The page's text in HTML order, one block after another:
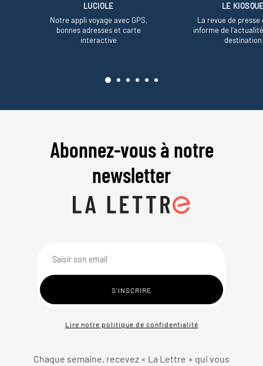
LUCIOLE
Notre appli voyage avec GPS,
bonnes adresses et carte
interactive
LE
La revue de presse
informe de
destination
Abonnez-vous à notre
newsletter
Lire notre politique de confidentialité
Chaque semaine, recevez « La Lettre » qui vous